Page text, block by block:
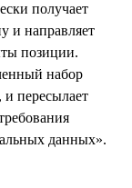
получает
и направляет
позиции.
набор
пересылает
данных».